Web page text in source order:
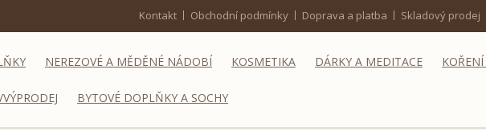
Kontakt Obchodní podmínky Doprava a platba Skladový prodej
NEREZOVÉ A MĚDĚNÉ NÁDOBÍ KOSMETIKA DÁRKY A MEDITACE
BYTOVÉ DOPLŇKY A SOCHY